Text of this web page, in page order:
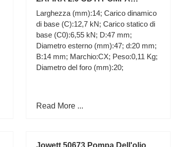
GUARNIZIONE
Larghezza (mm):14; Carico dinamico
di base (C):12,7 kN; Carico statico di
base (C0):6,55 kN; D:47 mm;
Diametro esterno (mm):47; d:20 mm;
B:14 mm; Marchio:CX; Peso:0,11 Kg;
Diametro del foro (mm):20;
Read More ...
Jowett 50673 Pompa Dell'olio